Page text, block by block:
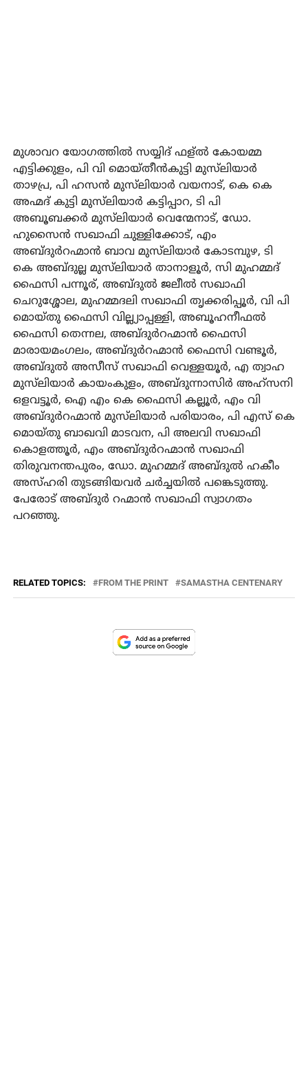
മുശാവറ യോഗത്തില്‍ സയ്യിദ് ഫള്ല്‍ കോയമ്മ
എട്ടിക്കുളം, പി വി മൊയ്തീന്‍കുട്ടി മുസ്‌ലിയാര്‍
താഴപ്ര, പി ഹസന്‍ മുസ്‌ലിയാര്‍ വയനാട്, കെ കെ
അഹ്മദ് കുട്ടി മുസ്‌ലിയാര്‍ കട്ടിപ്പാറ, ടി പി
അബൂബക്കര്‍ മുസ്‌ലിയാര്‍ വെന്മേനാട്, ഡോ.
ഹുസൈന്‍ സഖാഫി ചുള്ളിക്കോട്, എം
അബ്ദുര്‍റഹ്മാന്‍ ബാവ മുസ്‌ലിയാര്‍ കോടമ്പുഴ, ടി
കെ അബ്ദുല്ല മുസ്‌ലിയാര്‍ താനാളൂര്‍, സി മുഹമ്മദ്
ഫൈസി പന്നൂര്, അബ്ദുല്‍ ജലീല്‍ സഖാഫി
ചെറുശ്ശോല, മുഹമ്മദലി സഖാഫി തൃക്കരിപ്പൂര്‍, വി പി
മൊയ്തു ഫൈസി വില്ല്യാപ്പള്ളി, അബൂഹനീഫല്‍
ഫൈസി തെന്നല, അബ്ദുര്‍റഹ്മാന്‍ ഫൈസി
മാരായമംഗലം, അബ്ദുര്‍റഹ്മാന്‍ ഫൈസി വണ്ടൂര്‍,
അബ്ദുല്‍ അസീസ് സഖാഫി വെള്ളയൂര്‍, എ ത്വാഹ
മുസ്‌ലിയാര്‍ കായംകുളം, അബ്ദുന്നാസിര്‍ അഹ്‌സനി
ഒളവട്ടൂര്‍, ഐ എം കെ ഫൈസി കല്ലൂര്‍, എം വി
അബ്ദുര്‍റഹ്മാന്‍ മുസ്‌ലിയാര്‍ പരിയാരം, പി എസ് കെ
മൊയ്തു ബാഖവി മാടവന, പി അലവി സഖാഫി
കൊളത്തൂര്‍, എം അബ്ദുര്‍റഹ്മാന്‍ സഖാഫി
തിരുവനന്തപുരം, ഡോ. മുഹമ്മദ് അബ്ദുല്‍ ഹകീം
അസ്ഹരി തുടങ്ങിയവര്‍ ചര്‍ച്ചയില്‍ പങ്കെടുത്തു.
പേരോട് അബ്ദുര്‍ റഹ്മാന്‍ സഖാഫി സ്വാഗതം
പറഞ്ഞു.
RELATED TOPICS: FROM THE PRINT SAMASTHA CENTENARY